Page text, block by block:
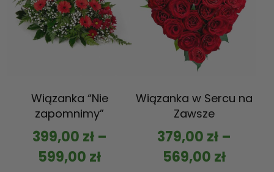
Wiązanka “Nie
zapomnimy”
399,00 zł–
599,00 zł
Wiązanka w Sercu na
Zawsze
379,00 zł–
569,00 zł